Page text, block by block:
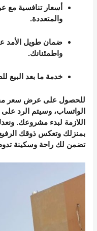
أسعار تنافسية مع
والمتعددة.
ضمان طويل الأمد
واطمئنانك.
خدمة ما بعد البيع
للحصول على عرض سعر
الواتساب، وسيتم الرد
اللازمة لبدء مشروعك.
بمنزلك وتعكس ذوقك
تضمن لك راحة وسكينة